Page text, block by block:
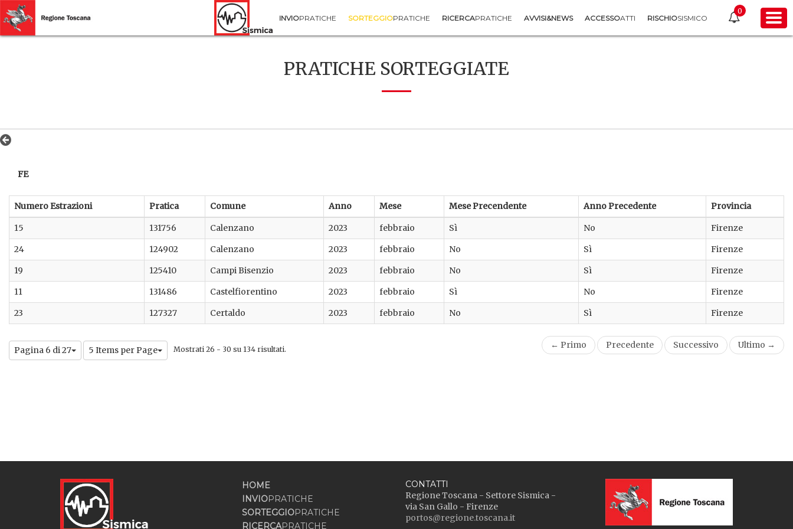
INVIOPRATICHE SORTEGGIOPRATICHE RICERCAPRATICHE AVVISI&NEWS ACCESSOATTI RISCHIOSISMICO
0
PRATICHE SORTEGGIATE
FE
Numero Estrazioni Pratica Comune Anno Mese Mese Precendente Anno Precedente Provincia
15 131756 Calenzano 2023 febbraio Sì No
Firenze
24
124902 Calenzano 2023 febbraio No Sì
Firenze
19
125410 Campi Bisenzio 2023 febbraio No Sì
Firenze
11
131486 Castelfiorentino 2023 febbraio Sì No
Firenze
23
127327 Certaldo 2023 febbraio No Sì Firenze
Pagina 6 di 27 5 Items per Page Mostrati 26 - 30 su 134 risultati. ← Primo Precedente Successivo Ultimo →
HOME
INVIOPRATICHE
SORTEGGIOPRATICHE
RICERCAPRATICHE
CONTATTI
Regione Toscana - Settore Sismica -
via San Gallo - Firenze
portos@regione.toscana.it